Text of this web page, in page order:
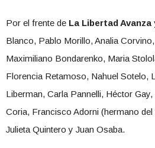
Por el frente de La Libertad Avanza
Blanco, Pablo Morillo, Analia
Maximiliano Bondarenko, Maria
Florencia Retamoso, Nahuel Sotelo,
Liberman, Carla Pannelli, Héctor
Coria, Francisco Adorni (hermano
Julieta Quintero y Juan Osaba.